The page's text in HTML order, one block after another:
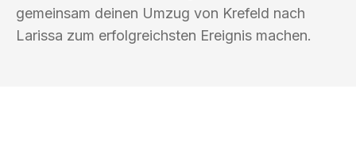
gemeinsam deinen Umzug von Krefeld nach
Larissa zum erfolgreichsten Ereignis machen.